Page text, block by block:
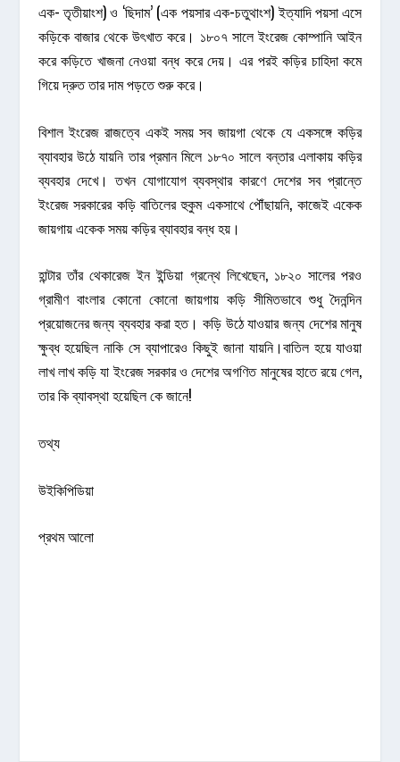
এক- তৃতীয়াংশ) ও ‘ছিদাম’ (এক পয়সার এক-চতুথাংশ) ইত্যাদি পয়সা এসে
কড়িকে বাজার থেকে উৎখাত করে। ১৮০৭ সালে ইংরেজ কোম্পানি আইন
করে কড়িতে খাজনা নেওয়া বন্ধ করে দেয়। এর পরই কড়ির চাহিদা কমে
গিয়ে দ্রুত তার দাম পড়তে শুরু করে।
বিশাল ইংরেজ রাজত্বে একই সময় সব জায়গা থেকে যে একসঙ্গে কড়ির
ব্যাবহার উঠে যায়নি তার প্রমান মিলে ১৮৭০ সালে বন্তার এলাকায় কড়ির
ব্যবহার দেখে। তখন যোগাযোগ ব্যবস্থার কারণে দেশের সব প্রান্তে
ইংরেজ সরকারের কড়ি বাতিলের হুকুম একসাথে পৌঁছায়নি, কাজেই একেক
জায়গায় একেক সময় কড়ির ব্যাবহার বন্ধ হয়।
হান্টার তাঁর থেকারেজ ইন ইন্ডিয়া গ্রন্থে লিখেছেন, ১৮২০ সালের পরও
গ্রামীণ বাংলার কোনো কোনো জায়গায় কড়ি সীমিতভাবে শুধু দৈনন্দিন
প্রয়োজনের জন্য ব্যবহার করা হত। কড়ি উঠে যাওয়ার জন্য দেশের মানুষ
ক্ষুব্ধ হয়েছিল নাকি সে ব্যাপারেও কিছুই জানা যায়নি।বাতিল হয়ে যাওয়া
লাখ লাখ কড়ি যা ইংরেজ সরকার ও দেশের অগণিত মানুষের হাতে রয়ে গেল,
তার কি ব্যাবস্থা হয়েছিল কে জানে!
তথ্য
উইকিপিডিয়া
প্রথম আলো